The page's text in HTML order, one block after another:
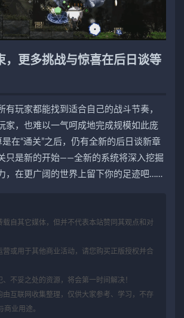
，更多挑战与惊喜在后日谈等
有玩家都能找到适合自己的战斗节奏，
家，也难以一气呵成地完成规模如此庞
在“通关”之后，仍有全新的后日谈新章
只是新的开始——全新的系统将深入挖掘
，在更广阔的世界上留下你的足迹吧……
载自其它媒体，但并不代表本站赞同其观点和对
营或用于其他商业活动，请您购买正版授权并合
、不妥之处的资源，将会第一时间解决！
由互联网收集整理，仅供大家参考、学习，不存
商业用途。